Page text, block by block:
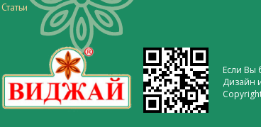
Статьи
Если Вы
Дизайн